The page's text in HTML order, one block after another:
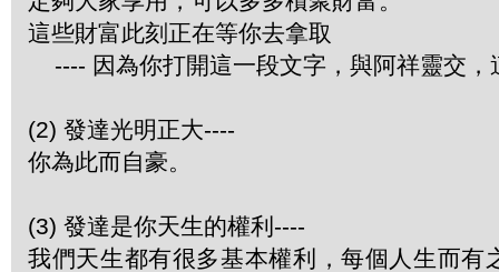
這些財富此刻正在等你去拿取
---- 因為你打開這一段文字，與阿祥靈交，
(2) 發達光明正大----
你為此而自豪。
(3) 發達是你天生的權利----
我們天生都有很多基本權利，每個人生而有